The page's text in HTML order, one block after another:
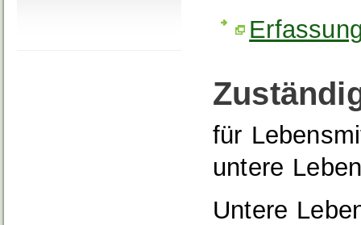
für
untere
Untere